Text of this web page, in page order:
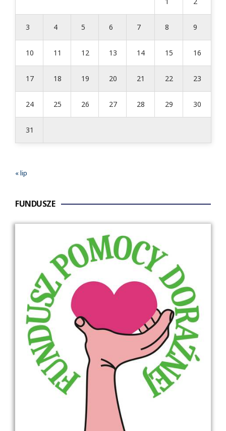
3 4 5 6 7 8 9
10 11 12 13 14 15 16
17 18 19 20 21 22 23
24 25 26 27 28 29 30
31
« lip
FUNDUSZE